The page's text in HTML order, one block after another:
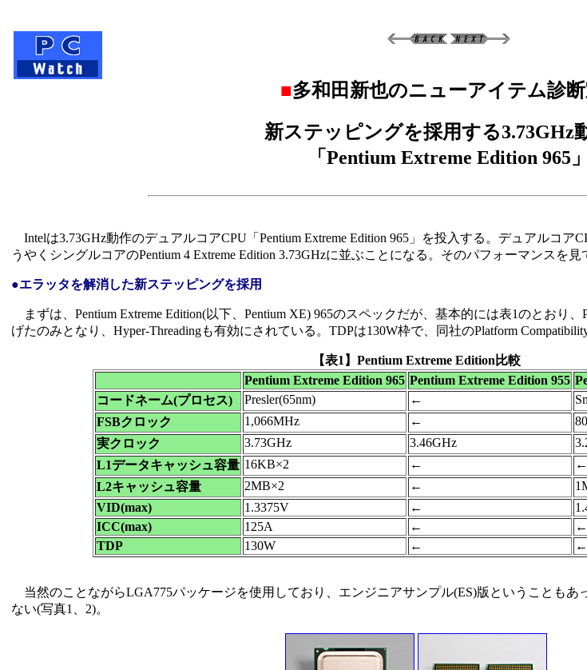
■多和田新也のニューアイテム診
新ステッピングを採用する3.73GHz
「Pentium Extreme Edition 965」
Intelは3.73GHz動作のデュアルコアCPU「Pentium Extreme Edition 965」を投入する。デュアルコア
うやくシングルコアのPentium 4 Extreme Edition 3.73GHzに並ぶことになる。そのパフォーマンスを見
●エラッタを解消した新ステッピングを採用
まずは、Pentium Extreme Edition(以下、Pentium XE) 965のスペックだが、基本的には表1のとおり
げたのみとなり、Hyper-Threadingも有効にされている。TDPは130W枠で、同社のPlatform
【表1】Pentium Extreme Edition比較
Pentium Extreme Edition 965 Pentium Extreme Edition 955
コードネーム(プロセス)
Presler(65nm) ←
FSBクロック
1,066MHz ←
実クロック
3.73GHz 3.46GHz
L1データキャッシュ容量 16KB×2 ←
←
L2キャッシュ容量
2MB×2 ←
VID(max)
1.3375V ←
ICC(max)
125A ←
←
TDP
130W ← ←
当然のことながらLGA775パッケージを使用しており、エンジニアサンプル(ES)版ということもあ
ない(写真1、2)。